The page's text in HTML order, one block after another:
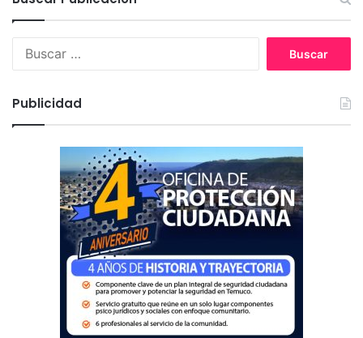
:
Publicidad